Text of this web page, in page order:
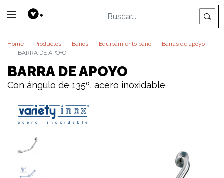
Home Productos Baños Equipamiento baño
Barras de apoyo
BARRA DE APOYO
BARRA DE APOYO
Con ángulo de 135º, acero inoxidable